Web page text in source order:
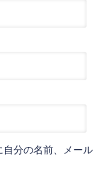
分の名前、メール